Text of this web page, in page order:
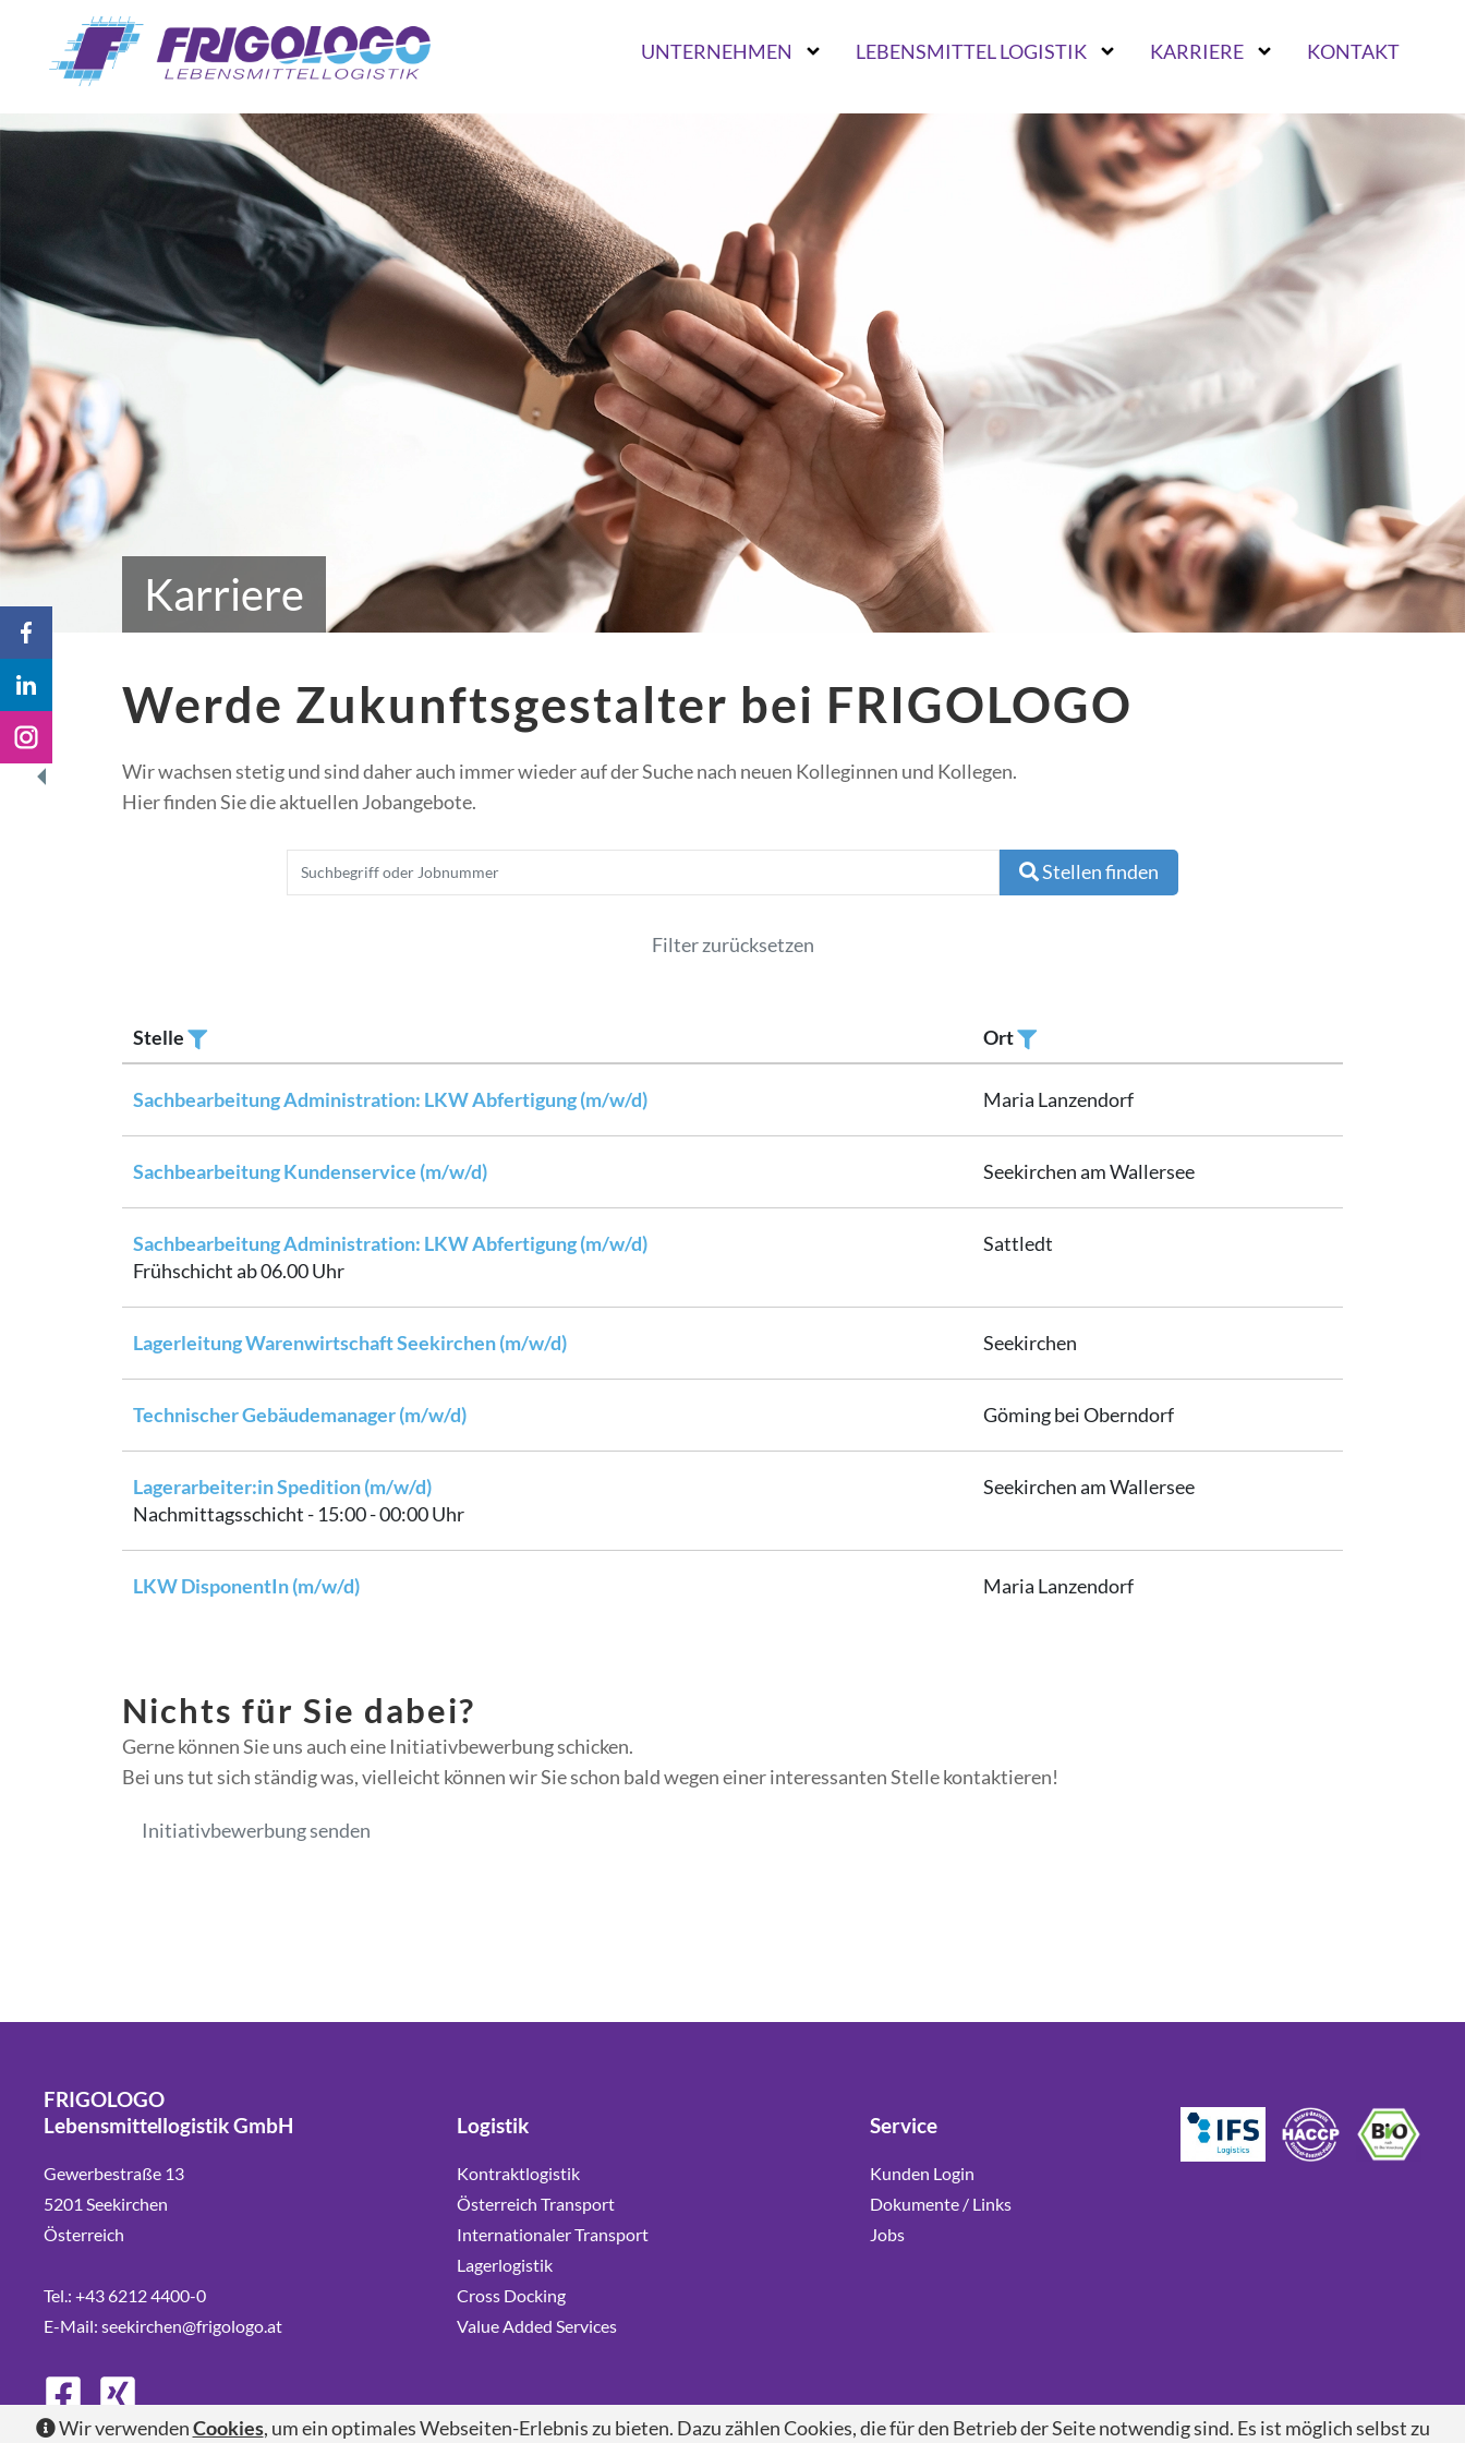
UNTERNEHMEN LEBENSMITTEL LOGISTIK KARRIERE KONTAKT
Karriere
Werde Zukunftsgestalter bei FRIGOLOGO
Wir wachsen stetig und sind daher auch immer wieder auf der Suche nach neuen Kolleginnen und Kollegen.
Hier finden Sie die aktuellen Jobangebote.
Stellen finden
Filter zurücksetzen
Stelle
Filtern
Ort
Filtern
Sachbearbeitung Administration: LKW Abfertigung (m/w/d)
Maria Lanzendorf
Sachbearbeitung Kundenservice (m/w/d) Seekirchen am Wallersee
Sachbearbeitung Administration: LKW Abfertigung (m/w/d)
Frühschicht ab 06.00 Uhr
Sattledt
Lagerleitung Warenwirtschaft Seekirchen (m/w/d) Seekirchen
Technischer Gebäudemanager (m/w/d) Göming bei Oberndorf
Lagerarbeiter:in Spedition (m/w/d)
Nachmittagsschicht - 15:00 - 00:00 Uhr
Seekirchen am Wallersee
LKW DisponentIn (m/w/d) Maria Lanzendorf
Nichts für Sie dabei?
Gerne können Sie uns auch eine Initiativbewerbung schicken.
Bei uns tut sich ständig was, vielleicht können wir Sie schon bald wegen einer interessanten Stelle kontaktieren!
Initiativbewerbung senden
FRIGOLOGO
Lebensmittellogistik GmbH
Gewerbestraße 13
5201 Seekirchen
Österreich
Tel.: +43 6212 4400-0
E-Mail: seekirchen@frigologo.at
Logistik
Kontraktlogistik
Österreich Transport
Internationaler Transport
Lagerlogistik
Cross Docking
Value Added Services
Service
Kunden Login
Dokumente / Links
Jobs
Wir verwendenCookies, um ein optimales Webseiten-Erlebnis zu bieten. Dazu zählen Cookies, die für den Betrieb der Seite notwendig sind. Es ist möglich selbst zu